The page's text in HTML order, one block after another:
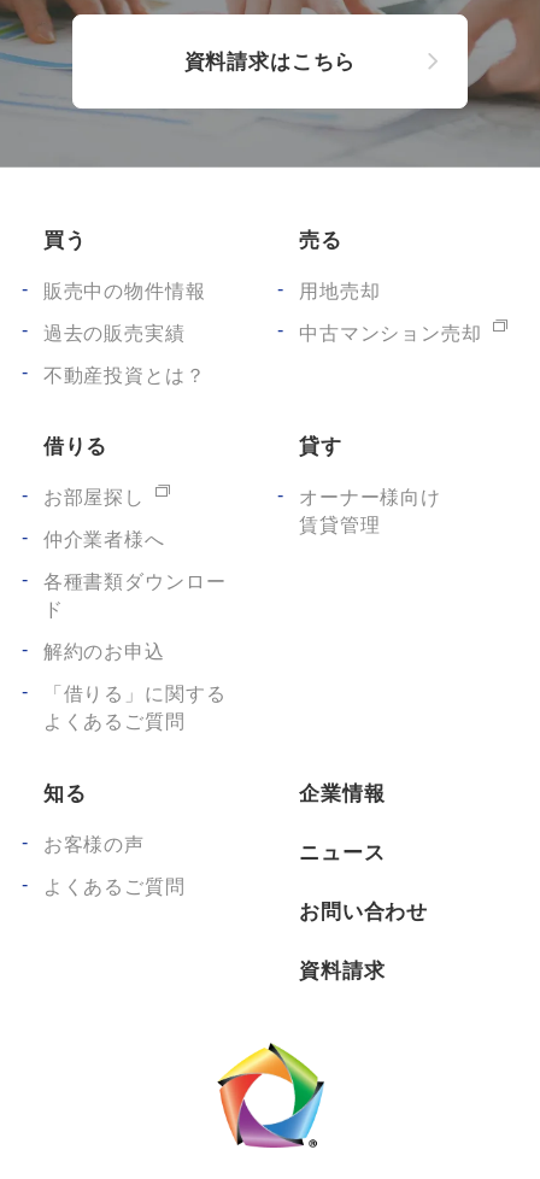
資料請求はこちら
買う
販売中の物件情報
過去の販売実績
不動産投資とは？
売る
用地売却
中古マンション売却
借りる
お部屋探し
仲介業者様へ
各種書類ダウンロー
ド
解約のお申込
「借りる」に関する
よくあるご質問
貸す
オーナー様向け
賃貸管理
知る
お客様の声
よくあるご質問
企業情報
ニュース
お問い合わせ
資料請求